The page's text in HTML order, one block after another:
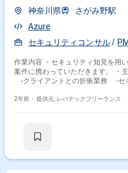
神奈川県
さがみ野駅
Azure
セキュリティコンサル
PM
作業内容 ・セキュリティ知見を用
案件に携わっていただきます。 ・
-クライアントとの折衝業務 -セ
2年前・ 提供元: レバテックフリーランス